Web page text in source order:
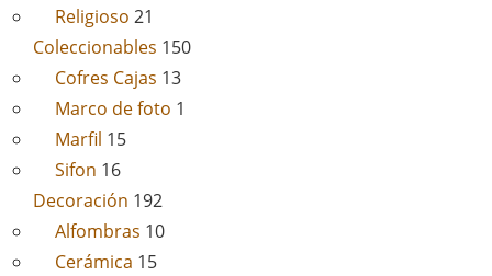
Religioso 21
Coleccionables 150
Cofres Cajas 13
Marco de foto 1
Marfil 15
Sifon 16
Decoración 192
Alfombras 10
Cerámica 15